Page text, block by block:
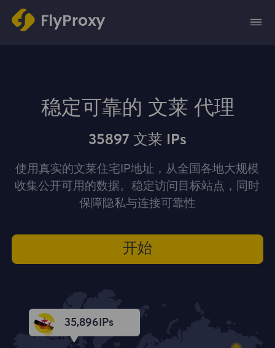
稳定可靠的 文莱 代理
35897 文莱 IPs
使用真实的文莱住宅IP地址，从全国各地大规模
收集公开可用的数据。稳定访问目标站点，同时
保障隐私与连接可靠性
开始
35,897IPs